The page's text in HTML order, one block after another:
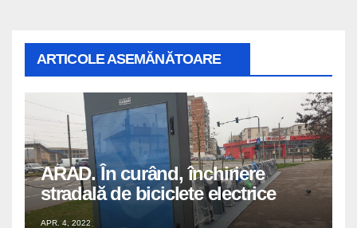
ARTICOLE ASEMĂNĂTOARE
ARAD. În curând, închiriere
stradală de biciclete electrice
APR. 4, 2022